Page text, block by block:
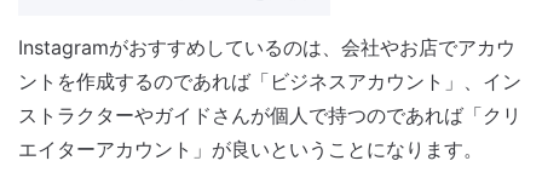
Instagramがおすすめしているのは、会社やお店でアカウ
ントを作成するのであれば「ビジネスアカウント」、イン
ストラクターやガイドさんが個人で持つのであれば「クリ
エイターアカウント」が良いということになります。